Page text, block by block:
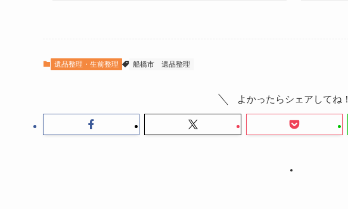
遺品整理・生前整理 船橋市 遺品整理
よかったらシェアしてね！